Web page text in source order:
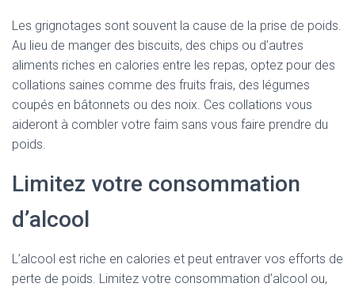
Les grignotages sont souvent la cause de la prise de poids.
Au lieu de manger des biscuits, des chips ou d’autres
aliments riches en calories entre les repas, optez pour des
collations saines comme des fruits frais, des légumes
coupés en bâtonnets ou des noix. Ces collations vous
aideront à combler votre faim sans vous faire prendre du
poids.
Limitez votre consommation
d’alcool
L’alcool est riche en calories et peut entraver vos efforts de
perte de poids. Limitez votre consommation d’alcool ou,